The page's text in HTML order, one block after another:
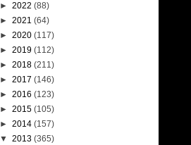
► 2022 (88)
► 2021 (64)
► 2020 (117)
► 2019 (112)
► 2018 (211)
► 2017 (146)
► 2016 (123)
► 2015 (105)
► 2014 (157)
▼ 2013 (365)